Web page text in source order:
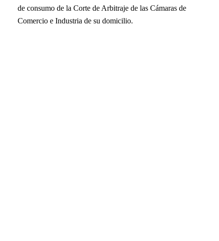
de consumo de la Corte de Arbitraje de las Cámaras de
Comercio e Industria de su domicilio.